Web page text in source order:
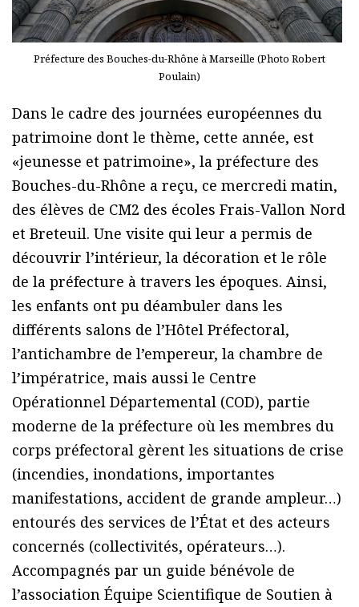
Préfecture des Bouches-du-Rhône à Marseille (Photo Robert
Poulain)
Dans le cadre des journées européennes du
patrimoine dont le thème, cette année, est
«jeunesse et patrimoine», la préfecture des
Bouches-du-Rhône a reçu, ce mercredi matin,
des élèves de CM2 des écoles Frais-Vallon Nord
et Breteuil. Une visite qui leur a permis de
découvrir l’intérieur, la décoration et le rôle
de la préfecture à travers les époques. Ainsi,
les enfants ont pu déambuler dans les
différents salons de l’Hôtel Préfectoral,
l’antichambre de l’empereur, la chambre de
l’impératrice, mais aussi le Centre
Opérationnel Départemental (COD), partie
moderne de la préfecture où les membres du
corps préfectoral gèrent les situations de crise
(incendies, inondations, importantes
manifestations, accident de grande ampleur…)
entourés des services de l’État et des acteurs
concernés (collectivités, opérateurs…).
Accompagnés par un guide bénévole de
l’association Équipe Scientifique de Soutien à